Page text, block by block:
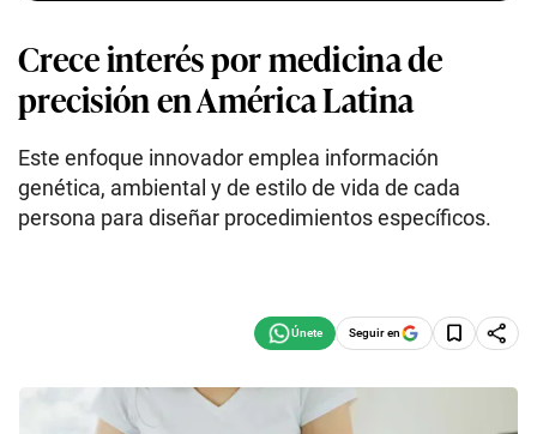
Crece interés por medicina de
precisión en América Latina
Este enfoque innovador emplea información
genética, ambiental y de estilo de vida de cada
persona para diseñar procedimientos específicos.
Seguir en